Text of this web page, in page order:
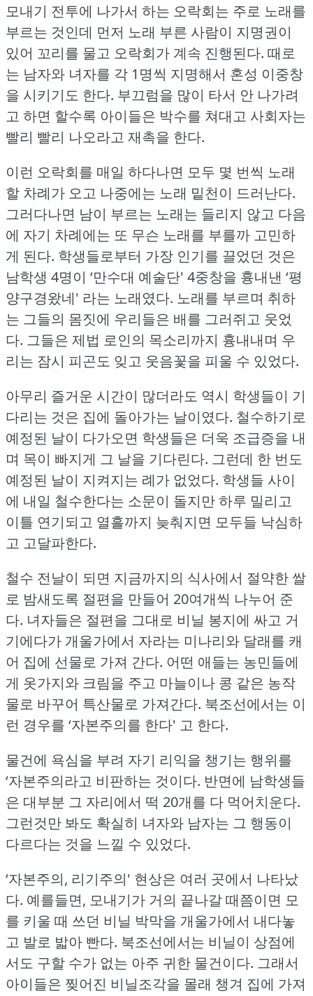
모내기 전투에 나가서 하는 오락회는 주로 노래를
부르는 것인데 먼저 노래 부른 사람이 지명권이
있어 꼬리를 물고 오락회가 계속 진행된다. 때로
는 남자와 녀자를 각 1명씩 지명해서 혼성 이중창
을 시키기도 한다. 부끄럼을 많이 타서 안 나가려
고 하면 할수록 아이들은 박수를 쳐대고 사회자는
빨리 빨리 나오라고 재촉을 한다.
이런 오락회를 매일 하다나면 모두 몇 번씩 노래
할 차례가 오고 나중에는 노래 밑천이 드러난다.
그러다나면 남이 부르는 노래는 들리지 않고 다음
에 자기 차례에는 또 무슨 노래를 부를까 고민하
게 된다. 학생들로부터 가장 인기를 끌었던 것은
남학생 4명이 ‘만수대 예술단' 4중창을 흉내낸 ‘평
양구경왔네' 라는 노래였다. 노래를 부르며 취하
는 그들의 몸짓에 우리들은 배를 그러쥐고 웃었
다. 그들은 제법 로인의 목소리까지 흉내내며 우
리는 잠시 피곤도 잊고 웃음꽃을 피울 수 있었다.
아무리 즐거운 시간이 많더라도 역시 학생들이 기
다리는 것은 집에 돌아가는 날이였다. 철수하기로
예정된 날이 다가오면 학생들은 더욱 조급증을 내
며 목이 빠지게 그 날을 기다린다. 그런데 한 번도
예정된 날이 지켜지는 례가 없었다. 학생들 사이
에 내일 철수한다는 소문이 돌지만 하루 밀리고
이틀 연기되고 열흘까지 늦춰지면 모두들 낙심하
고 고달파한다.
철수 전날이 되면 지금까지의 식사에서 절약한 쌀
로 밤새도록 절편을 만들어 20여개씩 나누어 준
다. 녀자들은 절편을 그대로 비닐 봉지에 싸고 거
기에다가 개울가에서 자라는 미나리와 달래를 캐
어 집에 선물로 가져 간다. 어떤 애들는 농민들에
게 옷가지와 크림을 주고 마늘이나 콩 같은 농작
물로 바꾸어 특산물로 가져간다. 북조선에서는 이
런 경우를 ‘자본주의를 한다' 고 한다.
물건에 욕심을 부려 자기 리익을 챙기는 행위를
‘자본주의라고 비판하는 것이다. 반면에 남학생들
은 대부분 그 자리에서 떡 20개를 다 먹어치운다.
그런것만 봐도 확실히 녀자와 남자는 그 행동이
다르다는 것을 느낄 수 있었다.
‘자본주의, 리기주의' 현상은 여러 곳에서 나타났
다. 예를들면, 모내기가 거의 끝나갈 때쯤이면 모
를 키울 때 쓰던 비닐 박막을 개울가에서 내다놓
고 발로 밟아 빤다. 북조선에서는 비닐이 상점에
서도 구할 수가 없는 아주 귀한 물건이다. 그래서
아이들은 찢어진 비닐조각을 몰래 챙겨 집에 가져